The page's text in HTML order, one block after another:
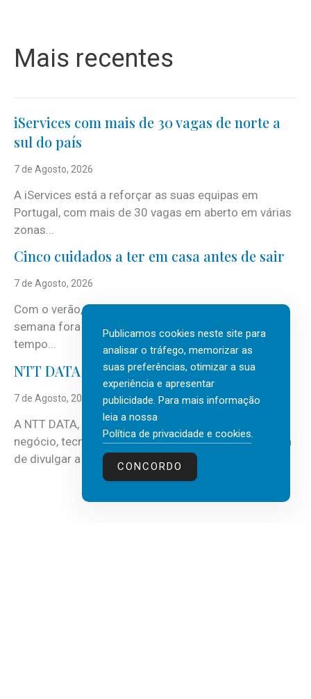
Mais recentes
iServices com mais de 30 vagas de norte a
sul do país
7 de Agosto, 2026
A iServices está a reforçar as suas equipas em
Portugal, com mais de 30 vagas em aberto em várias
zonas...
Cinco cuidados a ter em casa antes de sair
7 de Agosto, 2026
Com o verão, chegam também as férias, os fins-de-
semana fora e os dias em que a casa fica mais
tempo...
NTT DATA Insurtech Global Outlook 2026
7 de Agosto, 2026
A NTT DATA, consultora global em serviços de
negócio, tecnologia e inteligência artificial (IA), acaba
de divulgar a mais recente...
Publicamos cookies neste site para
analisar o tráfego, memorizar as
suas preferências, otimizar a sua
experiência e apresentar
publicidade. Para mais informação
leia a nossa
Política de privacidade e cookies.
CONCORDO